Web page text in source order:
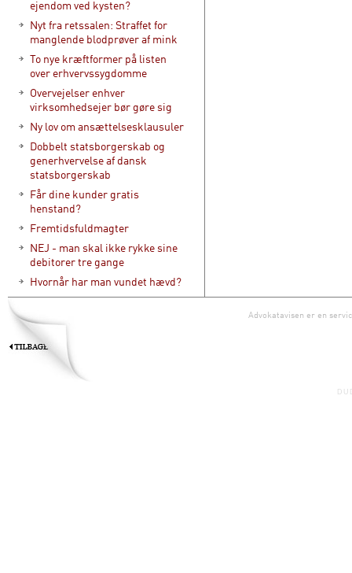
ejendom ved kysten?
Nyt fra retssalen: Straffet for
manglende blodprøver af mink
To nye kræftformer på listen
over erhvervssygdomme
Overvejelser enhver
virksomhedsejer bør gøre sig
Ny lov om ansættelsesklausuler
Dobbelt statsborgerskab og
generhvervelse af dansk
statsborgerskab
Får dine kunder gratis
henstand?
Fremtidsfuldmagter
NEJ - man skal ikke rykke sine
debitorer tre gange
Hvornår har man vundet hævd?
Advokatavisen er en